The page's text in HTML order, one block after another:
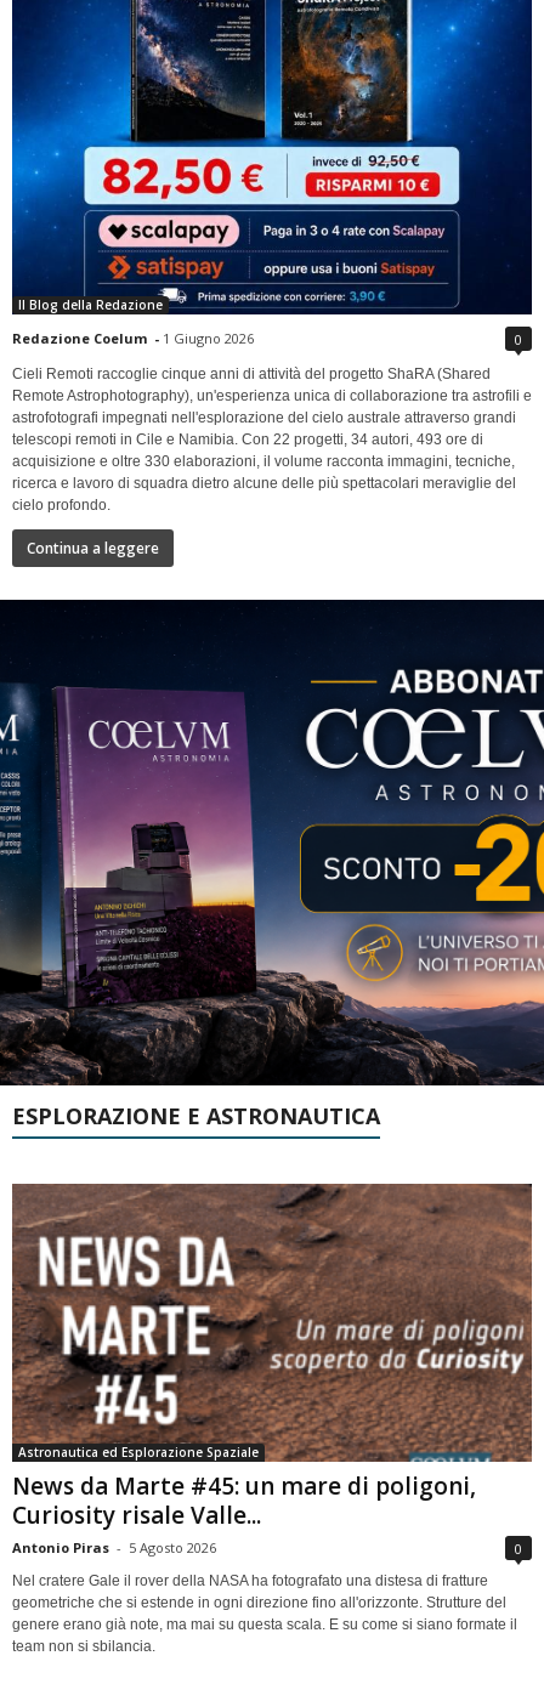
Il Blog della Redazione
Redazione Coelum - 1 Giugno 2026 0
Cieli Remoti raccoglie cinque anni di attività del progetto ShaRA (Shared
Remote Astrophotography), un'esperienza unica di collaborazione tra astrofili e
astrofotografi impegnati nell'esplorazione del cielo australe attraverso grandi
telescopi remoti in Cile e Namibia. Con 22 progetti, 34 autori, 493 ore di
acquisizione e oltre 330 elaborazioni, il volume racconta immagini, tecniche,
ricerca e lavoro di squadra dietro alcune delle più spettacolari meraviglie del
cielo profondo.
Continua a leggere
ESPLORAZIONE E ASTRONAUTICA
Astronautica ed Esplorazione Spaziale
News da Marte #45: un mare di poligoni,
Curiosity risale Valle...
Antonio Piras - 5 Agosto 2026 0
Nel cratere Gale il rover della NASA ha fotografato una distesa di fratture
geometriche che si estende in ogni direzione fino all'orizzonte. Strutture del
genere erano già note, ma mai su questa scala. E su come si siano formate il
team non si sbilancia.